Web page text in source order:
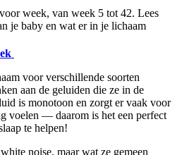
week, van week 5 tot 42. Lees
je baby en wat er in je lichaam
voor verschillende soorten
aan de geluiden die ze in de
is monotoon en zorgt er vaak voor
voelen — daarom is het een perfect
te helpen!
noise, maar wat ze gemeen